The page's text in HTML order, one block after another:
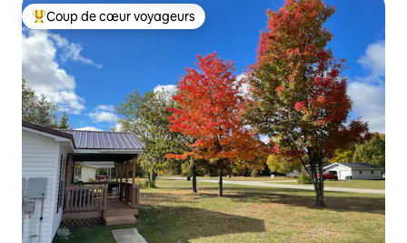
Coup de cœur voyageurs parmi les plus aimés
Coup de cœur voyageurs